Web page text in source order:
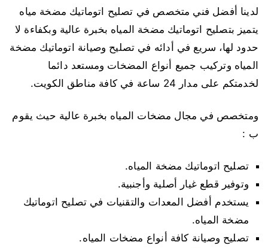
لدينا أفضل فني متخصص في تصليح اتوماتيك مضخة مياه
يتميز بتصليح اتوماتيك مضخة المياه بخبرة عالية وبكفاءة لا
حدود لها، سريع في أدائه في تصليح وصيانة اتوماتيك مضخة
المياه وتركيب جميع أنواع المضخات ومستعد دائما
لخدمتكم على مدار 24 ساعة في كافة مناطق الكويت.
ومتخصص في مجال مضخات المياه بخبرة عالية حيث يقوم
ب :
تصليح اتوماتيك مضخة المياه.
وتوفير قطع غيار أصلية وأجنبية.
يستخدم أفضل المعدات والتقنيات في تصليح اتوماتيك
مضخة المياه.
تصليح وصيانة كافة أنواع مضخات المياه.